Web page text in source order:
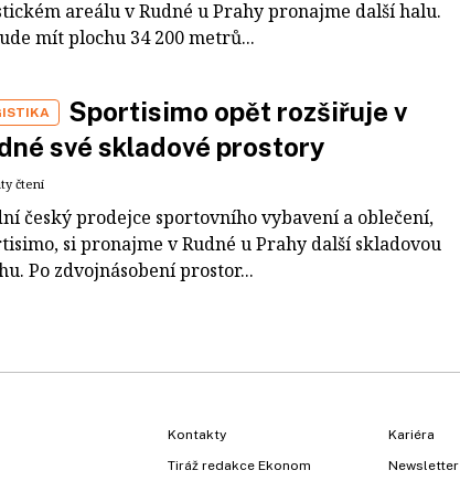
areálu v Rudné u Prahy pronajme další halu.
mít plochu 34 200 metrů...
Sportisimo opět rozšiřuje v
své skladové prostory
čtení
český prodejce sportovního vybavení a oblečení,
si pronajme v Rudné u Prahy další skladovou
Po zdvojnásobení prostor...
Kontakty
Tiráž redakce Ekonom
Kariéra
Newsletter